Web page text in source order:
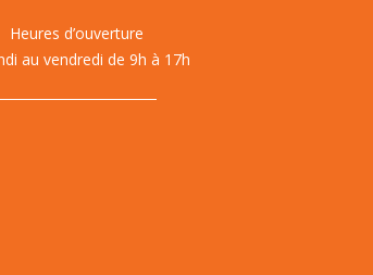
Heures d’ouverture
au vendredi de 9h à 17h